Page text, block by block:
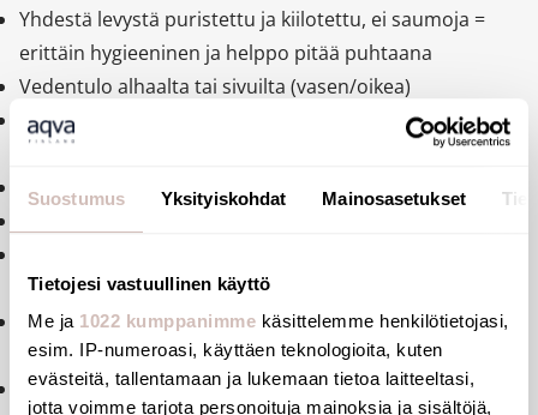
Suostumus Yksityiskohdat Mainosasetukset
Tietojesi vastuullinen käyttö
Me ja 1022 kumppanimme käsittelemme henkilötietojasi,
esim. IP-numeroasi, käyttäen teknologioita, kuten
evästeitä, tallentamaan ja lukemaan tietoa laitteeltasi,
jotta voimme tarjota personoituja mainoksia ja sisältöjä,
Yhdestä levystä puristettu ja kiilotettu, ei saumoja =
erittäin hygieeninen ja helppo pitää puhtaana
Vedentulo alhaalta tai sivuilta (vasen/oikea)
Horisontaalinen poistoputki Ø 100 mm, seinään tai
Horisontaalinen vedensisääntulo Ø 55 mm
hatut, jos WC-kantta ei asenneta
Nopea ja helppo asennus, kaksi asennuspaneelia
ilkivaltasuojatuilla TORX -ruuveilla
CE -hyväksytty, vastaa EU:n standardia EN 997, 4